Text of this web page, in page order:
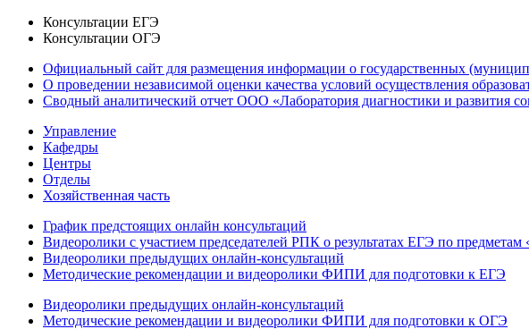
Консультации ЕГЭ
Консультации ОГЭ
Официальный сайт для размещения информации о государственных
О проведении независимой оценки качества условий осуществления
Сводный аналитический отчет ООО «Лаборатория диагностики и развития
Управление
Кафедры
Центры
Отделы
Хозяйственная часть
График предстоящих онлайн консультаций
Видеоролики с участием председателей РПК о результатах ЕГЭ по
Видеоролики предыдущих онлайн-консультаций
Методические рекомендации и видеоролики ФИПИ для подготовки к ЕГЭ
Видеоролики предыдущих онлайн-консультаций
Методические рекомендации и видеоролики ФИПИ для подготовки к ОГЭ